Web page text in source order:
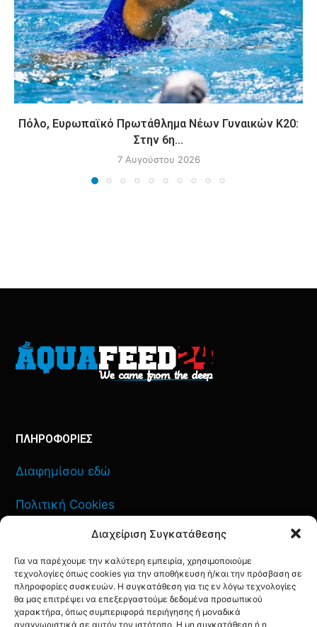
Διαχείριση Συγκατάθεσης
Για να παρέχουμε την καλύτερη εμπειρία, χρησιμοποιούμε
τεχνολογίες όπως cookies για την αποθήκευση ή/και την πρόσβαση σε
πληροφορίες συσκευών. Η συγκατάθεση για τις εν λόγω τεχνολογίες
θα μας επιτρέψει να επεξεργαστούμε δεδομένα προσωπικού
χαρακτήρα, όπως συμπεριφορά περιήγησης ή μοναδικά
αναγνωριστικά σε αυτόν τον ιστότοπο. Η μη συγκατάθεση ή η
Πόλο, Ευρωπαϊκό Πρωτάθλημα Νέων Γυναικών Κ20:
Στην 6η...
7 Αυγούστου 2026
ΠΛΗΡΟΦΟΡΙΕΣ
Διαφημίσου εδώ
Πολιτική Cookies
Πολιτική Απορρήτου